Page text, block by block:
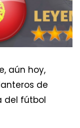
aún hoy,
de
del fútbol